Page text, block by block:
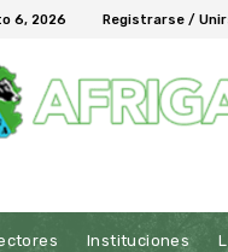
6, 2026 Registrarse /
Instituciones